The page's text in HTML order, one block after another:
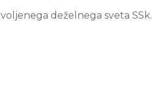
deželnega sveta SSk.